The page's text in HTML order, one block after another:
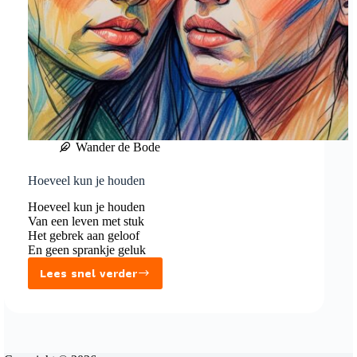
Wander de Bode
Hoeveel kun je houden
Hoeveel kun je houden
Van een leven met stuk
Het gebrek aan geloof
En geen sprankje geluk
Lees snel verder
Hoeveel